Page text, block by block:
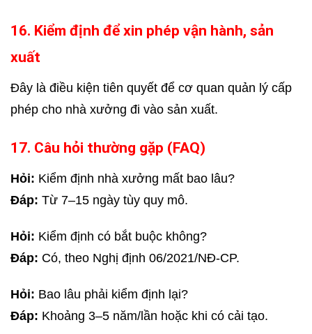
16. Kiểm định để xin phép vận hành, sản
xuất
Đây là điều kiện tiên quyết để cơ quan quản lý cấp
phép cho nhà xưởng đi vào sản xuất.
17. Câu hỏi thường gặp (FAQ)
Hỏi: Kiểm định nhà xưởng mất bao lâu?
Đáp: Từ 7–15 ngày tùy quy mô.
Hỏi: Kiểm định có bắt buộc không?
Đáp: Có, theo Nghị định 06/2021/NĐ-CP.
Hỏi: Bao lâu phải kiểm định lại?
Đáp: Khoảng 3–5 năm/lần hoặc khi có cải tạo.